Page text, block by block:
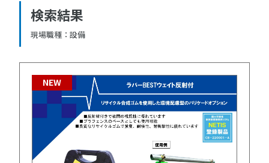
検索結果
現場職種 設備
NEW